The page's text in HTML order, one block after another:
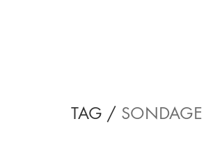
TAG /